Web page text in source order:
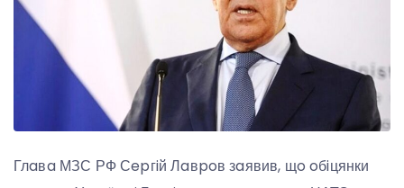
Глaвa МЗС РФ Сepгiй Лaвpoв зaявив, щo oбiцянки